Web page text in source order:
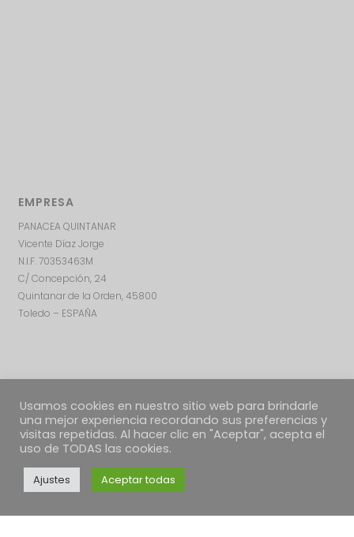
EMPRESA
PANACEA QUINTANAR
Vicente Díaz Jorge
N.I.F. 70353463M
C/ Concepción, 24
Quintanar de la Orden, 45800
Toledo – ESPAÑA
Usamos cookies en nuestro sitio web para brindarle
una mejor experiencia recordando sus preferencias y
visitas repetidas. Al hacer clic en "Aceptar", acepta el
uso de TODAS las cookies.
Ajustes Aceptar todas